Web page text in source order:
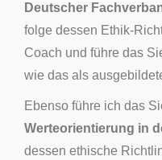
Deutscher
folge dessen Ethik-
Coach und führe das
wie das als
Ebenso führe ich das
Werteorientierung in
dessen ethische